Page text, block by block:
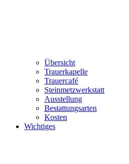
Übersicht
Trauerkapelle
Trauercafé
Steinmetzwerkstatt
Ausstellung
Bestattungsarten
Kosten
Wichtiges